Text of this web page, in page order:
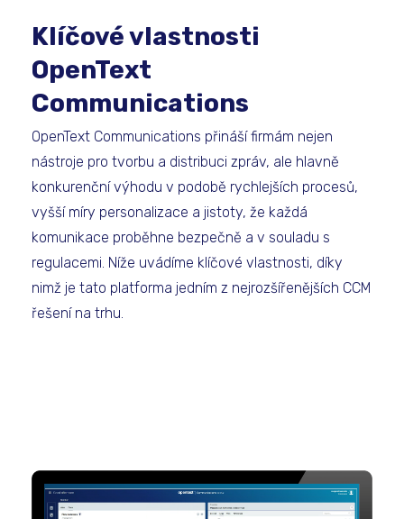
Klíčové vlastnosti
OpenText
Communications
OpenText Communications přináší firmám nejen
nástroje pro tvorbu a distribuci zpráv, ale hlavně
konkurenční výhodu v podobě rychlejších procesů,
vyšší míry personalizace a jistoty, že každá
komunikace proběhne bezpečně a v souladu s
regulacemi. Níže uvádíme klíčové vlastnosti, díky
nimž je tato platforma jedním z nejrozšířenějších CCM
řešení na trhu.